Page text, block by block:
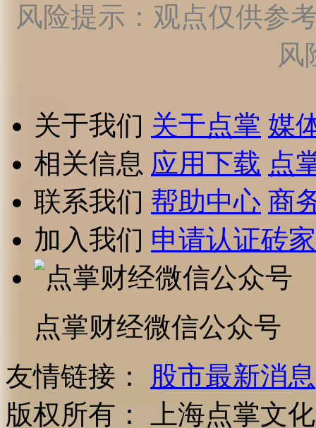
风险提示：观点仅供参
风
关于我们 关于点掌 媒
相关信息 应用下载 点
联系我们 帮助中心 商
加入我们 申请认证砖家
点掌财经微信公众号
友情链接：
股市最新消息
版权所有：
上海点掌文